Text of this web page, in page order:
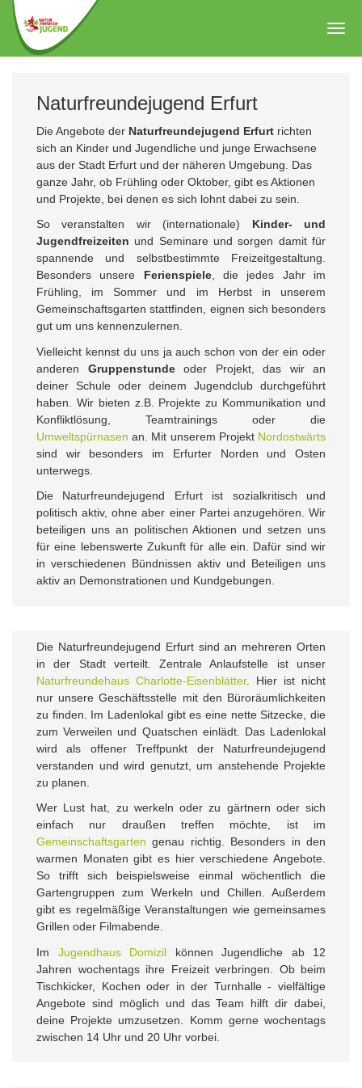
Zum
Hauptinhalt
springen
Naturfreundejugend Erfurt
Die Angebote der Naturfreundejugend Erfurt richten
sich an Kinder und Jugendliche und junge Erwachsene
aus der Stadt Erfurt und der näheren Umgebung. Das
ganze Jahr, ob Frühling oder Oktober, gibt es Aktionen
und Projekte, bei denen es sich lohnt dabei zu sein.
So veranstalten wir (internationale) Kinder- und
Jugendfreizeiten und Seminare und sorgen damit für
spannende und selbstbestimmte Freizeitgestaltung.
Besonders unsere Ferienspiele, die jedes Jahr im
Frühling, im Sommer und im Herbst in unserem
Gemeinschaftsgarten stattfinden, eignen sich besonders
gut um uns kennenzulernen.
Vielleicht kennst du uns ja auch schon von der ein oder
anderen Gruppenstundeoder Projekt, das wir an
deiner Schule oder deinem Jugendclub durchgeführt
haben. Wir bieten z.B. Projekte zu Kommunikation und
Konfliktlösung, Teamtrainings oder die
Umweltspürnasen an. Mit unserem Projekt Nordostwärts
sind wir besonders im Erfurter Norden und Osten
unterwegs.
Die Naturfreundejugend Erfurt ist sozialkritisch und
politisch aktiv, ohne aber einer Partei anzugehören. Wir
beteiligen uns an politischen Aktionen und setzen uns
für eine lebenswerte Zukunft für alle ein. Dafür sind wir
in verschiedenen Bündnissen aktiv und Beteiligen uns
aktiv an Demonstrationen und Kundgebungen.
Die Naturfreundejugend Erfurt sind an mehreren Orten
in der Stadt verteilt. Zentrale Anlaufstelle ist unser
Naturfreundehaus Charlotte-Eisenblätter. Hier ist nicht
nur unsere Geschäftsstelle mit den Büroräumlichkeiten
zu finden. Im Ladenlokal gibt es eine nette Sitzecke, die
zum Verweilen und Quatschen einlädt. Das Ladenlokal
wird als offener Treffpunkt der Naturfreundejugend
verstanden und wird genutzt, um anstehende Projekte
zu planen.
Wer Lust hat, zu werkeln oder zu gärtnern oder sich
einfach nur draußen treffen möchte, ist im
Gemeinschaftsgarten genau richtig. Besonders in den
warmen Monaten gibt es hier verschiedene Angebote.
So trifft sich beispielsweise einmal wöchentlich die
Gartengruppen zum Werkeln und Chillen. Außerdem
gibt es regelmäßige Veranstaltungen wie gemeinsames
Grillen oder Filmabende.
Im Jugendhaus Domizil können Jugendliche ab 12
Jahren wochentags ihre Freizeit verbringen. Ob beim
Tischkicker, Kochen oder in der Turnhalle - vielfältige
Angebote sind möglich und das Team hilft dir dabei,
deine Projekte umzusetzen. Komm gerne wochentags
zwischen 14 Uhr und 20 Uhr vorbei.